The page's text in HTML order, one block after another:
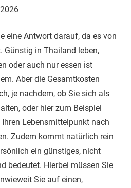
eine Antwort darauf, da es von
Günstig in Thailand leben,
oder auch nur essen ist
Aber die Gesamtkosten
je nachdem, ob Sie sich als
oder hier zum Beispiel
Lebensmittelpunkt nach
Zudem kommt natürlich rein
ein günstiges, nicht
bedeutet. Hierbei müssen Sie
Sie auf einen,